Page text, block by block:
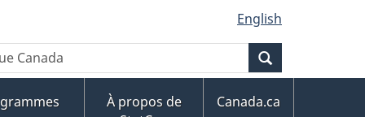
English
À propos de
Canada.ca